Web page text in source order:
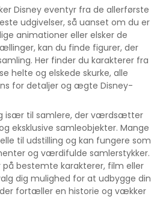
Disney eventyr fra de allerførste
udgivelser, så uanset om du er
animationer eller elsker de
kan du finde figurer, der
Her finder du karakterer fra
helte og elskede skurke, alle
for detaljer og ægte Disney-
især til samlere, der værdsætter
eksklusive samleobjekter. Mange
til udstilling og kan fungere som
og værdifulde samlerstykker.
bestemte karakterer, film eller
dig mulighed for at udbygge din
fortæller en historie og vækker